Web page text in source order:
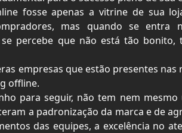
fosse apenas a vitrine de sua
mas quando se entra
percebe que não está tão bonito,
empresas que estão presentes nas
offline.
para seguir, não tem nem mesmo
a padronização da marca e de
das equipes, a excelência no